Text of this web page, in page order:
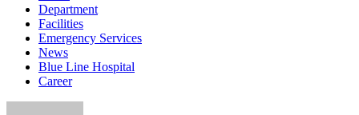
Department
Facilities
Emergency Services
News
Blue Line Hospital
Career